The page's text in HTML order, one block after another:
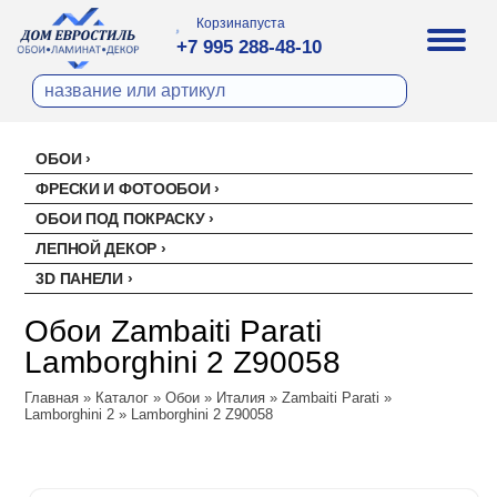
Корзинапуста
+7 995 288-48-10
ОБОИ
Все обои
Палитра
Палитра
Erismann
Erismann
Артекс
Ateliero
Милласа
Ambient
Ambient Vol.2
Ambient Vol.3
Artsimple
Geometry
NC (Эн Си)
ФРЕСКИ И ФОТООБОИ
ОБОИ ПОД ПОКРАСКУ
Стеклохолст малярный
Ремонтный флизелин
ЛЕПНОЙ ДЕКОР
Перфект
3D ПАНЕЛИ
Панели под покраску
Цветные панели
Обои Zambaiti Parati
Lamborghini 2 Z90058
Главная » Каталог »Обои » Италия »Zambaiti Parati »
Lamborghini 2 » Lamborghini 2 Z90058